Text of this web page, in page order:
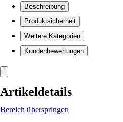
Beschreibung
Produktsicherheit
Weitere Kategorien
Kundenbewertungen
Artikeldetails
Bereich überspringen